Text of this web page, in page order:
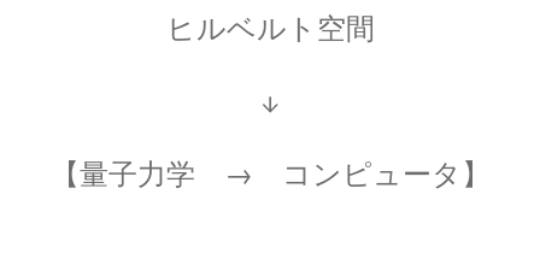
グラーツ大学：Universität Graz
ヒルベルト空間
↓
【量子力学 →
コンピュータ】